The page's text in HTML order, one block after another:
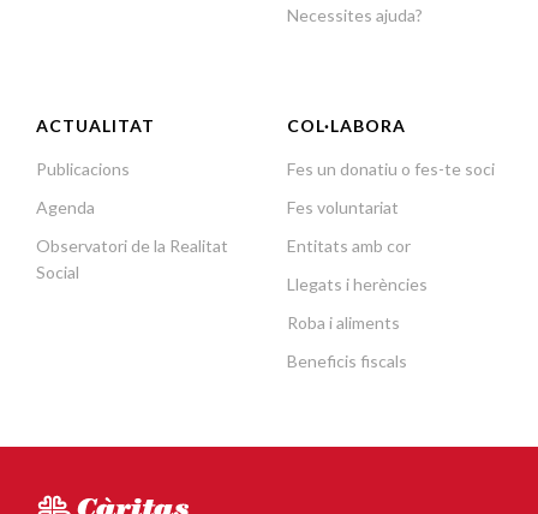
Necessites ajuda?
ACTUALITAT
Publicacions
Agenda
Observatori de la Realitat
Social
COL·LABORA
Fes un donatiu o fes-te soci
Fes voluntariat
Entitats amb cor
Llegats i herències
Roba i aliments
Beneficis fiscals